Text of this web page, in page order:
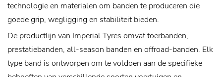
technologie en materialen om banden te produceren die
goede grip, wegligging en stabiliteit bieden.
De productlijn van Imperial Tyres omvat toerbanden,
prestatiebanden, all-season banden en offroad-banden. Elk
type band is ontworpen om te voldoen aan de specifieke